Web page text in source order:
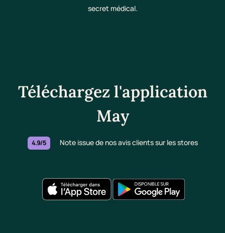
secret médical.
Téléchargez l'application
May
4.9/5 Note issue de nos avis clients sur les stores